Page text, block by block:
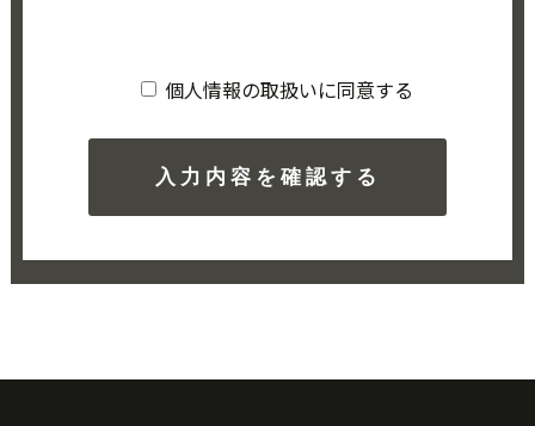
個人情報の取扱いに同意する